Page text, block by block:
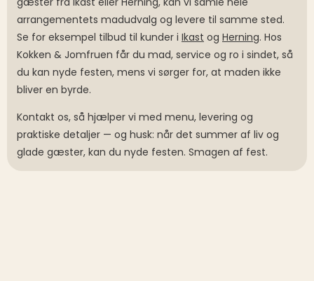
arrangementets madudvalg og levere til samme sted.
Se for eksempel tilbud til kunder i Ikast og Herning. Hos
Kokken & Jomfruen får du mad, service og ro i sindet, så
du kan nyde festen, mens vi sørger for, at maden ikke
bliver en byrde.
Kontakt os, så hjælper vi med menu, levering og
praktiske detaljer — og husk: når det summer af liv og
glade gæster, kan du nyde festen. Smagen af fest.